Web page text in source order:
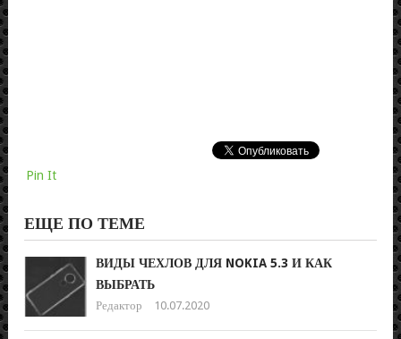
Pin It
ЕЩЕ ПО ТЕМЕ
ВИДЫ ЧЕХЛОВ ДЛЯ NOKIA 5.3 И КАК
ВЫБРАТЬ
Редактор 10.07.2020